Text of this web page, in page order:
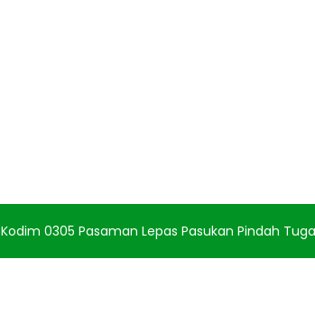
Kodim 0305 Pasaman Lepas Pasukan Pindah